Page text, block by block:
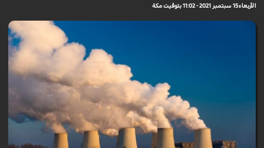
الأربعاء 15 سبتمبر 2021 - 11:02 بتوقيت مكة